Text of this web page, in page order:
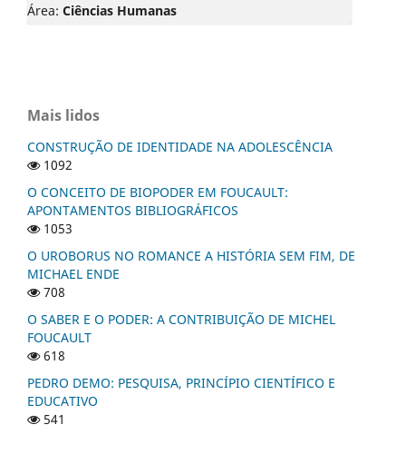
Área: Ciências Humanas
Mais lidos
CONSTRUÇÃO DE IDENTIDADE NA ADOLESCÊNCIA
1092
O CONCEITO DE BIOPODER EM FOUCAULT:
APONTAMENTOS BIBLIOGRÁFICOS
1053
O UROBORUS NO ROMANCE A HISTÓRIA SEM FIM, DE
MICHAEL ENDE
708
O SABER E O PODER: A CONTRIBUIÇÃO DE MICHEL
FOUCAULT
618
PEDRO DEMO: PESQUISA, PRINCÍPIO CIENTÍFICO E
EDUCATIVO
541